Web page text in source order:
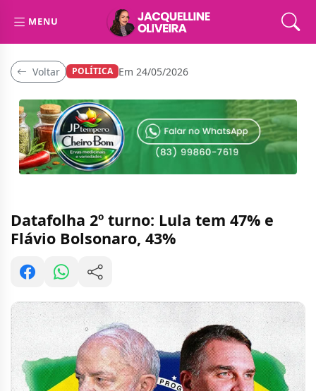
MENU
Voltar POLÍTICA Em 24/05/2026
Datafolha 2º turno: Lula tem 47% e
Flávio Bolsonaro, 43%